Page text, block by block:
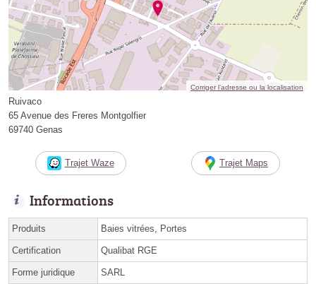
Corriger l’adresse ou la localisation
Ruivaco
65 Avenue des Freres Montgolfier
69740 Genas
Trajet Waze Trajet Maps
Informations
Produits Baies vitrées, Portes
Certification Qualibat RGE
Forme juridique SARL